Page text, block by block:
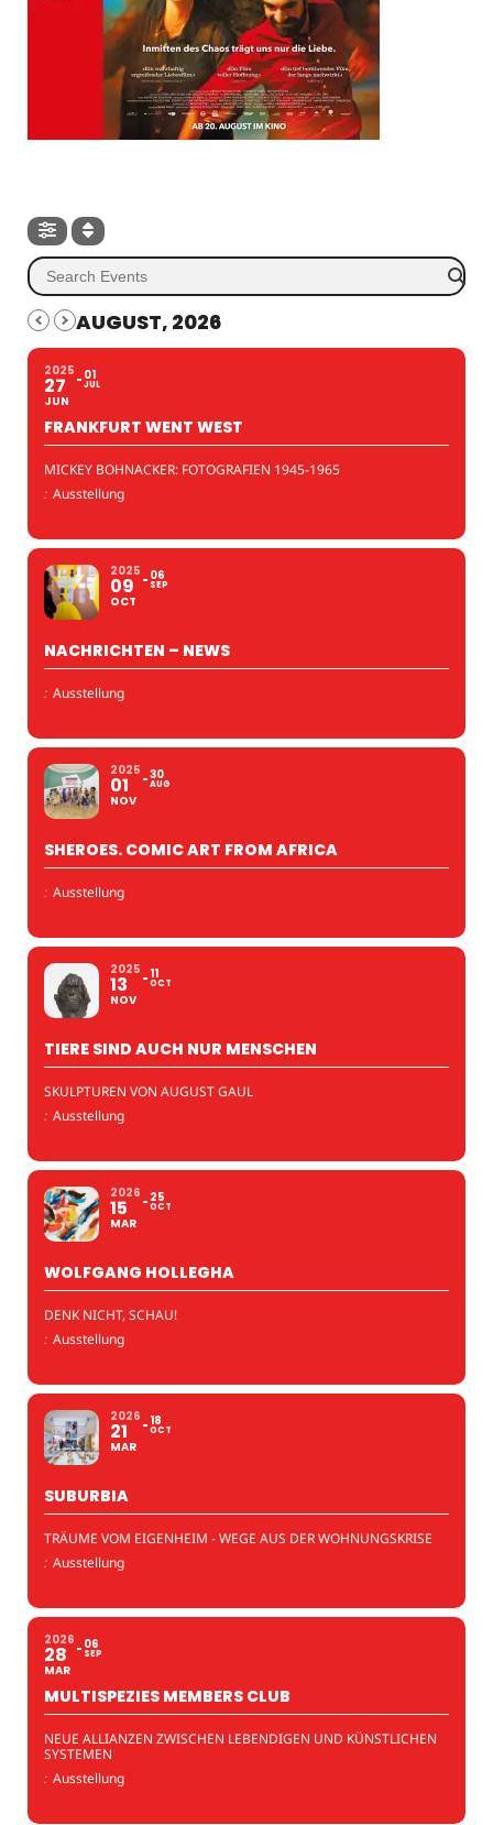
AUGUST, 2026
2025
27
JUN
01
JUL
FRANKFURT WENT WEST
MICKEY BOHNACKER: FOTOGRAFIEN 1945-1965
: Ausstellung
2025
09
OCT
06
SEP
NACHRICHTEN – NEWS
: Ausstellung
2025
01
NOV
30
AUG
SHEROES. COMIC ART FROM AFRICA
: Ausstellung
2025
13
NOV
11
OCT
TIERE SIND AUCH NUR MENSCHEN
SKULPTUREN VON AUGUST GAUL
: Ausstellung
2026
15
MAR
25
OCT
WOLFGANG HOLLEGHA
DENK NICHT, SCHAU!
: Ausstellung
2026
21
MAR
18
OCT
SUBURBIA
TRÄUME VOM EIGENHEIM - WEGE AUS DER WOHNUNGSKRISE
: Ausstellung
2026
28
MAR
06
SEP
MULTISPEZIES MEMBERS CLUB
NEUE ALLIANZEN ZWISCHEN LEBENDIGEN UND KÜNSTLICHEN
SYSTEMEN
: Ausstellung